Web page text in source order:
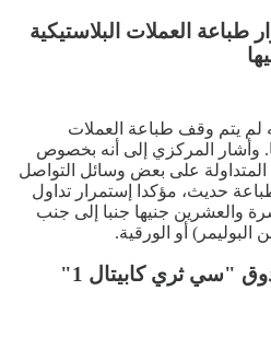
طباعة العملات البلاستيكية
لم يتم وقف طباعة العملات
فئة الـ10 و20 جنيها. وأشار المركزي إلى أنه بخصوص
على بعض وسائل التواصل
حديث، مؤكدا إستمرار تداول
والعشرين جنيها جنبا إلى جنب
البوليمر) أو الورقية.
"سي ثري كابيتال 1"